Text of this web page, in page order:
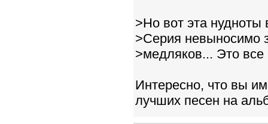
>Но вот эта нудноты
>Серия невыносимо
>медляков... Это все
Интересно, что вы
лучших песен на